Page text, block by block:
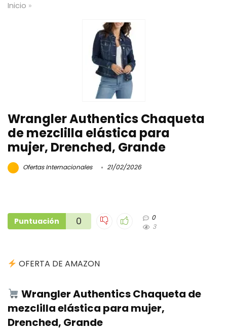
Inicio »
Wrangler Authentics Chaqueta
de mezclilla elástica para
mujer, Drenched, Grande
Ofertas Internacionales 21/02/2026
Puntuación 0
0
3
OFERTA DE AMAZON
Wrangler Authentics Chaqueta de
mezclilla elástica para mujer,
Drenched, Grande